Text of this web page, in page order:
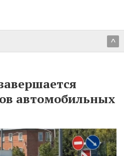
^
автомобильных